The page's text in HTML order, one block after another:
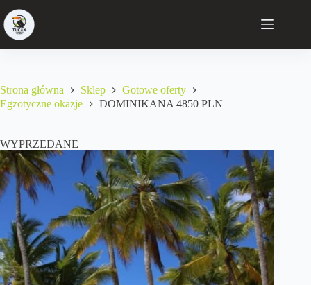
Strona główna Sklep
Gotowe oferty
Egzotyczne okazje
DOMINIKANA 4850 PLN
WYPRZEDANE